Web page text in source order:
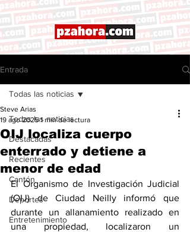
Entrada
Todas las noticias
Destacadas
Recientes
Cantón
Deportes
Entretenimiento
Todas las noticias
OIJ localiza cuerpo
enterrado y detiene a
menor de edad
Steve Arias
19 ago 2025 1 min de lectura
El Organismo de Investigación Judicial
(OIJ) de Ciudad Neilly informó que
durante un allanamiento realizado en
una propiedad, localizaron un